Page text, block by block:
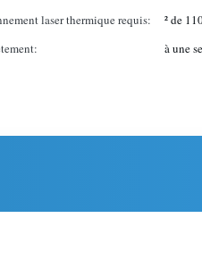
laser thermique requis:
² de
à une